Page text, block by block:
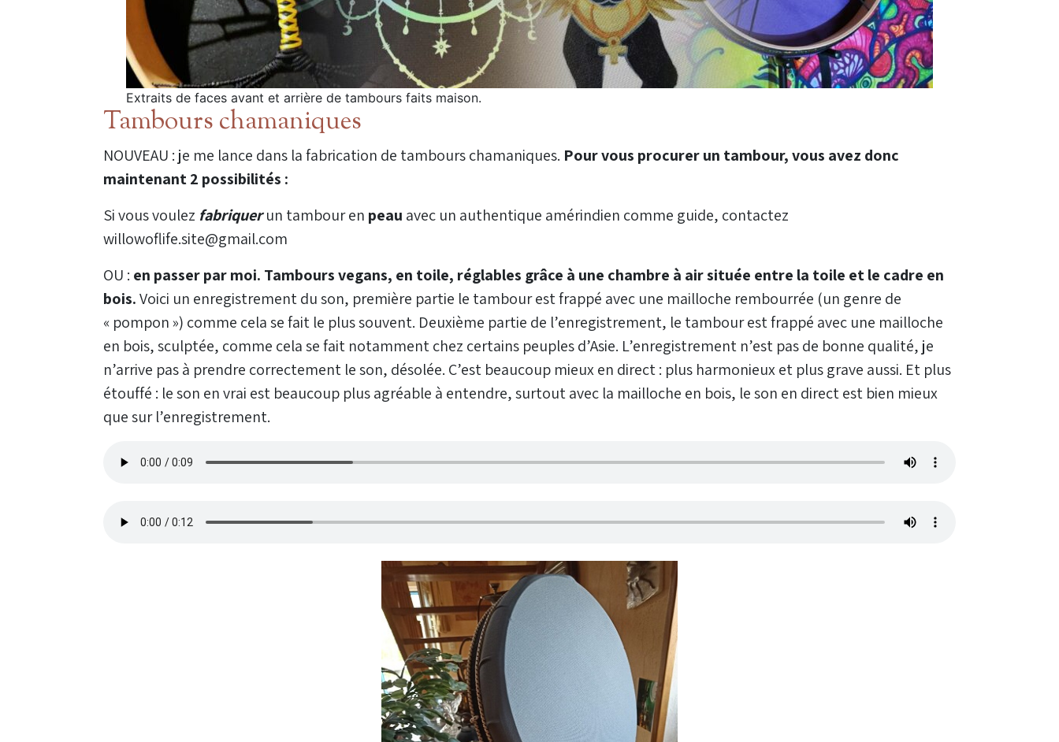
Extraits de faces avant et arrière de tambours faits maison.
Tambours chamaniques
NOUVEAU : je me lance dans la fabrication de tambours chamaniques. Pour vous procurer un tambour, vous avez donc
maintenant 2 possibilités :
Si vous voulez fabriquerun tambour en peau avec un authentique amérindien comme guide, contactez
willowoflife.site@gmail.com
OU : en passer par moi. Tambours vegans, en toile, réglables grâce à une chambre à air située entre la toile et le cadre en
bois.Voici un enregistrement du son, première partie le tambour est frappé avec une mailloche rembourrée (un genre de
« pompon ») comme cela se fait le plus souvent. Deuxième partie de l’enregistrement, le tambour est frappé avec une mailloche
en bois, sculptée, comme cela se fait notamment chez certains peuples d’Asie. L’enregistrement n’est pas de bonne qualité, je
n’arrive pas à prendre correctement le son, désolée. C’est beaucoup mieux en direct : plus harmonieux et plus grave aussi. Et plus
étouffé : le son en vrai est beaucoup plus agréable à entendre, surtout avec la mailloche en bois, le son en direct est bien mieux
que sur l’enregistrement.